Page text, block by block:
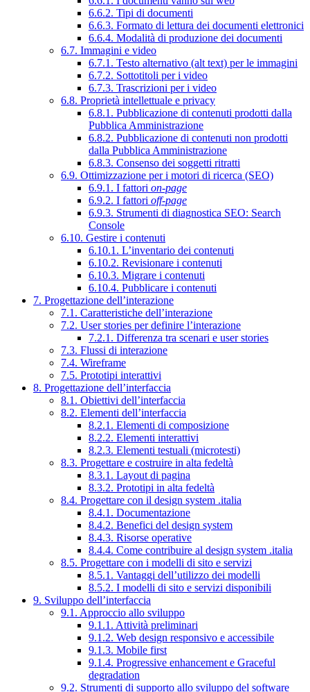
6.6.2. Tipi di documenti
6.6.3. Formato di lettura dei documenti elettronici
6.6.4. Modalità di produzione dei documenti
6.7. Immagini e video
6.7.1. Testo alternativo (alt text) per le immagini
6.7.2. Sottotitoli per i video
6.7.3. Trascrizioni per i video
6.8. Proprietà intellettuale e privacy
6.8.1. Pubblicazione di contenuti prodotti dalla
Pubblica Amministrazione
6.8.2. Pubblicazione di contenuti non prodotti
dalla Pubblica Amministrazione
6.8.3. Consenso dei soggetti ritratti
6.9. Ottimizzazione per i motori di ricerca (SEO)
6.9.1. I fattori on-page
6.9.2. I fattori off-page
6.9.3. Strumenti di diagnostica SEO: Search
Console
6.10. Gestire i contenuti
6.10.1. L’inventario dei contenuti
6.10.2. Revisionare i contenuti
6.10.3. Migrare i contenuti
6.10.4. Pubblicare i contenuti
7. Progettazione dell’interazione
7.1. Caratteristiche dell’interazione
7.2. User stories per definire l’interazione
7.2.1. Differenza tra scenari e user stories
7.3. Flussi di interazione
7.4. Wireframe
7.5. Prototipi interattivi
8. Progettazione dell’interfaccia
8.1. Obiettivi dell’interfaccia
8.2. Elementi dell’interfaccia
8.2.1. Elementi di composizione
8.2.2. Elementi interattivi
8.2.3. Elementi testuali (microtesti)
8.3. Progettare e costruire in alta fedeltà
8.3.1. Layout di pagina
8.3.2. Prototipi in alta fedeltà
8.4. Progettare con il design system .italia
8.4.1. Documentazione
8.4.2. Benefici del design system
8.4.3. Risorse operative
8.4.4. Come contribuire al design system .italia
8.5. Progettare con i modelli di sito e servizi
8.5.1. Vantaggi dell’utilizzo dei modelli
8.5.2. I modelli di sito e servizi disponibili
9. Sviluppo dell’interfaccia
9.1. Approccio allo sviluppo
9.1.1. Attività preliminari
9.1.2. Web design responsivo e accessibile
9.1.3. Mobile first
9.1.4. Progressive enhancement e Graceful
degradation
9.2. Strumenti di supporto allo sviluppo del software